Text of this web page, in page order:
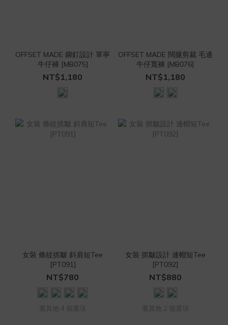
OFFSET MADE 鉚釘設計 單寧
牛仔褲 [MB075]
NT$1,180
OFFSET MADE 闊腿剪裁 毛邊
牛仔寬褲 [MB076]
NT$1,180
女裝 條紋抓皺 斜肩短Tee
[PT091]
NT$780
看其他 4 個選項
女裝 抓皺設計 連帽短Tee
[PT092]
NT$880
看其他 2 個選項